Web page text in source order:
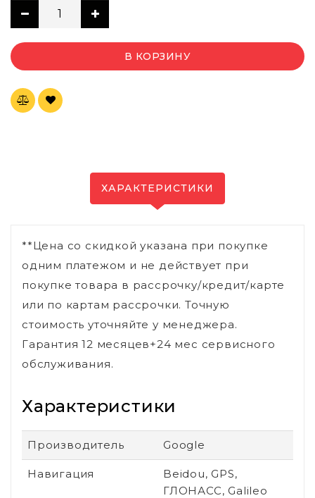
В КОРЗИНУ
ХАРАКТЕРИСТИКИ
**Цена со скидкой указана при покупке
одним платежом и не действует при
покупке товара в рассрочку/кредит/карте
или по картам рассрочки. Точную
стоимость уточняйте у менеджера.
Гарантия 12 месяцев+24 мес сервисного
обслуживания.
Характеристики
Производитель Google
Навигация
Beidou, GPS,
ГЛОНАСС, Galileo